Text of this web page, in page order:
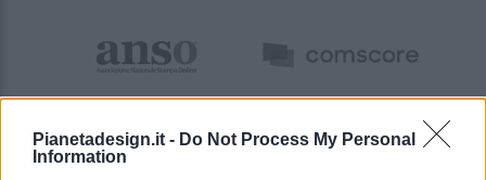
Pianetadesign.it - Do Not Process My Personal
Information